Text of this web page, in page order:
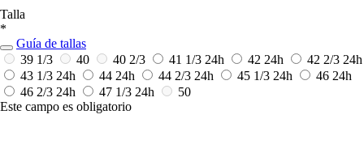
Talla
*
Guía de tallas
39 1/3
40 40 2/3 41 1/3 24h 42 24h 42 2/3 24h
43 1/3 24h 44 24h 44 2/3 24h 45 1/3 24h 46 24h
46 2/3 24h 47 1/3 24h
50
Este campo es obligatorio